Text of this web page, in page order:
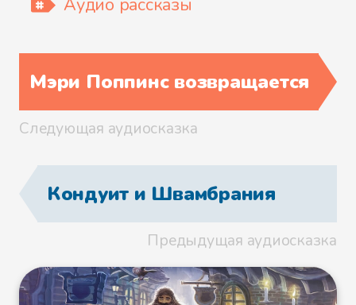
Аудио рассказы
Мэри Поппинс возвращается
Следующая аудиосказка
Кондуит и Швамбрания
Предыдущая аудиосказка